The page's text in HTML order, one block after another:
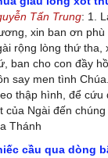
Tấn Trung: 1.
xin ban ơn phù
rộng lòng thứ tha,
ban cho con đầy
say men tình
thập hình, để
của Ngài đến
Thánh
cầu qua dòng